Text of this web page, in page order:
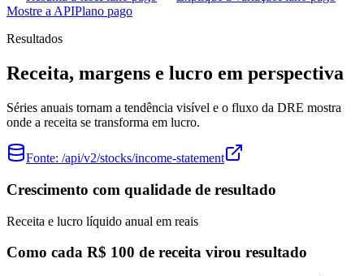
Mostre a APIPlano pago
Resultados
Receita, margens e lucro em perspectiva
Séries anuais tornam a tendência visível e o fluxo da DRE mostra
onde a receita se transforma em lucro.
Fonte: /api/v2/stocks/income-statement
Crescimento com qualidade de resultado
Receita e lucro líquido anual em reais
Como cada R$ 100 de receita virou resultado